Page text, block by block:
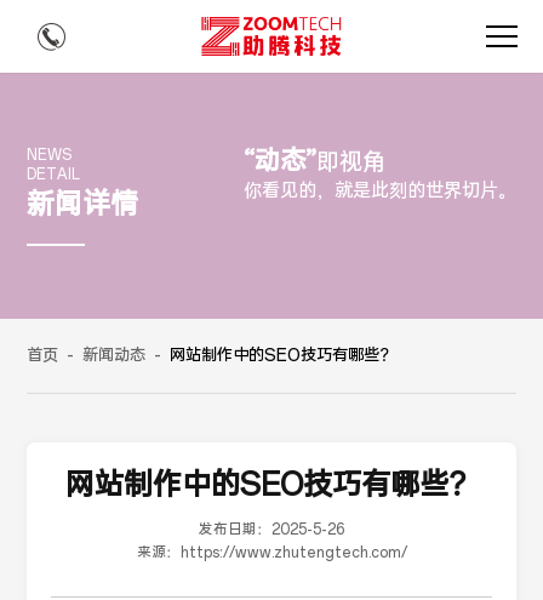
NEWS
DETAIL
新闻详情
“动态”即视角
你看见的，就是此刻的世界切片。
首页 - 新闻动态 - 网站制作中的SEO技巧有哪些？
网站制作中的SEO技巧有哪些？
发布日期： 2025-5-26
来源：
https://www.zhutengtech.com/